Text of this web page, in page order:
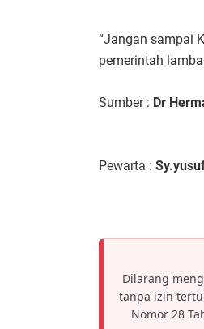
“Jangan sampai
pemerintah
Sumber : Dr
Pewarta :
Dilarang
tanpa izin
Nomor 28